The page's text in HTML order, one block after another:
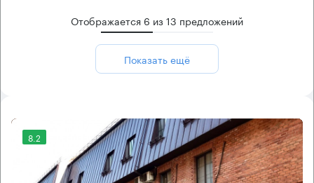
Отображается 6 из13 предложений
Показать ещё
8.2